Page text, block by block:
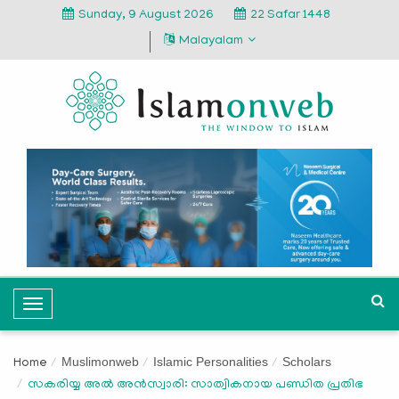
Sunday, 9 August 2026
22 Safar 1448
Malayalam
T
o
g
l
Home Muslimonweb Islamic Personalities Scholars
സകരിയ്യ അൽ അൻസ്വാരി: സാത്വികനായ പണ്ഡിത പ്രതിഭ